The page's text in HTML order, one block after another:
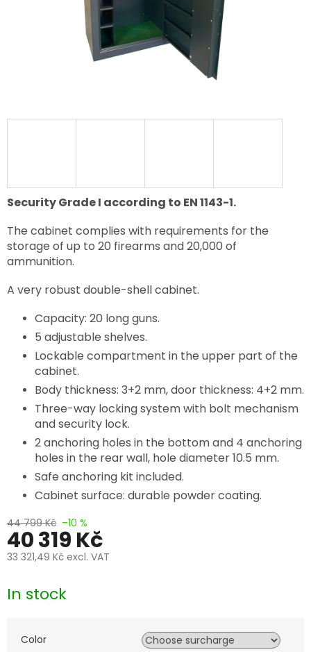
44 799 Kč –10 %
40 319 Kč
33 321,49 Kč excl. VAT
price:
In stock
Color
Security Grade I according to EN 1143-1.
The cabinet complies with requirements for the
storage of up to 20 firearms and 20,000 of
ammunition.
A very robust double-shell cabinet.
Capacity: 20 long guns.
5 adjustable shelves.
Lockable compartment in the upper part of the
cabinet.
Body thickness: 3+2 mm, door thickness: 4+2 mm.
Three-way locking system with bolt mechanism
and security lock.
2 anchoring holes in the bottom and 4 anchoring
holes in the rear wall, hole diameter 10.5 mm.
Safe anchoring kit included.
Cabinet surface: durable powder coating.